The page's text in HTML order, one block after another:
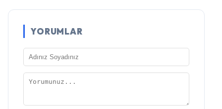
YORUMLAR